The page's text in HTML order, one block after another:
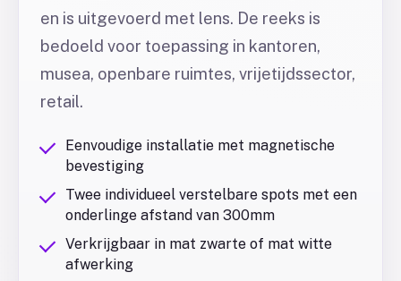
en is uitgevoerd met lens. De reeks is
bedoeld voor toepassing in kantoren,
musea, openbare ruimtes, vrijetijdssector,
retail.
Eenvoudige installatie met magnetische
bevestiging
Twee individueel verstelbare spots met een
onderlinge afstand van 300mm
Verkrijgbaar in mat zwarte of mat witte
afwerking